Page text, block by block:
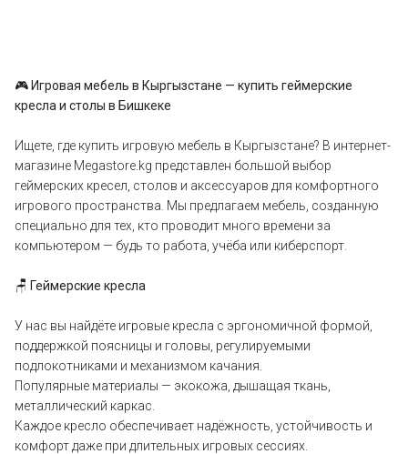
🎮 Игровая мебель в Кыргызстане — купить геймерские
кресла и столы в Бишкеке
Ищете, где купить игровую мебель в Кыргызстане? В интернет-
магазине Megastore.kg представлен большой выбор
геймерских кресел, столов и аксессуаров для комфортного
игрового пространства. Мы предлагаем мебель, созданную
специально для тех, кто проводит много времени за
компьютером — будь то работа, учёба или киберспорт.
🪑 Геймерские кресла
У нас вы найдёте игровые кресла с эргономичной формой,
поддержкой поясницы и головы, регулируемыми
подлокотниками и механизмом качания.
Популярные материалы — экокожа, дышащая ткань,
металлический каркас.
Каждое кресло обеспечивает надёжность, устойчивость и
комфорт даже при длительных игровых сессиях.